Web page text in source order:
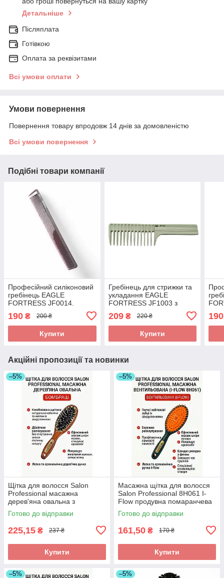
Детальніше
Післяплата
Готівкою
Оплата за реквізитами
Всі умови оплати
Умови повернення
Повернення товару впродовж 14 днів за домовленістю
Всі умови повернення
Подібні товари компанії
Професійний силіконовий
гребінець EAGLE
FORTRESS JF0014.
Антистатичний гребінець
для стрижки та
термоукладання.
190 ₴ 200 ₴
Купити
Гребінець для стрижки та
укладання EAGLE
FORTRESS JF1003 з
Антистатичний гребінець
для розплутування та
209₴ 220 ₴
Купити
для
190
Акційні пропозиції та новинки
–5%
Щітка для волосся Salon
Professional масажна
дерев'яна овальна з
комбінованою щетиною
(7696CLG)
Готово до відправки
225,15 ₴ 237 ₴
Купити
–5%
Масажна щітка для волосся
Salon Professional 8H061 I-
Flow продувна помаранчева
(19 см)
Готово до відправки
161,50 ₴ 170 ₴
Купити
–5% –5%